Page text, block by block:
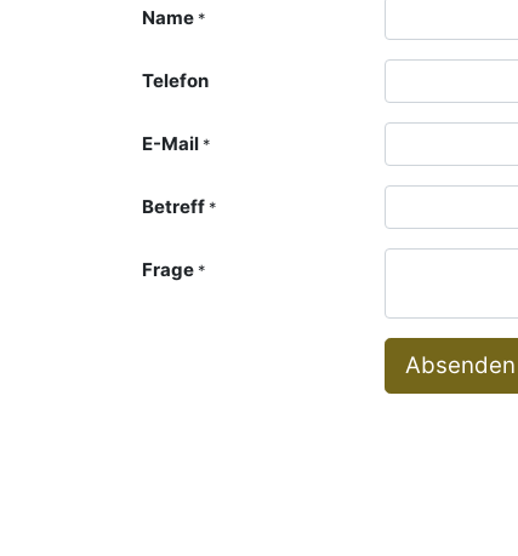
Name *
Telefon
E-Mail *
Betreff *
Frage *
Absenden